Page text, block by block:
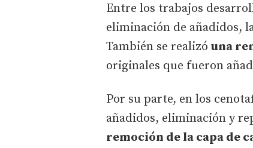
Entre los trabajos
eliminación de añadidos,
También se realizó una
originales que fueron
Por su parte, en los
añadidos, eliminación y
remoción de la capa de